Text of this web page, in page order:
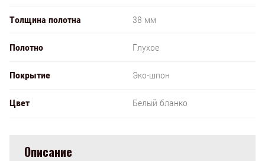
Толщина полотна 38 мм
Полотно Глухое
Покрытие Эко-шпон
Цвет Белый бланко
Описание